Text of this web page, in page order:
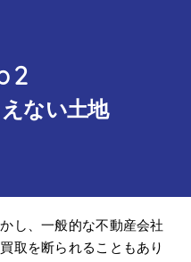
ない土地
し、一般的な不動産会社
取を断られることもあり